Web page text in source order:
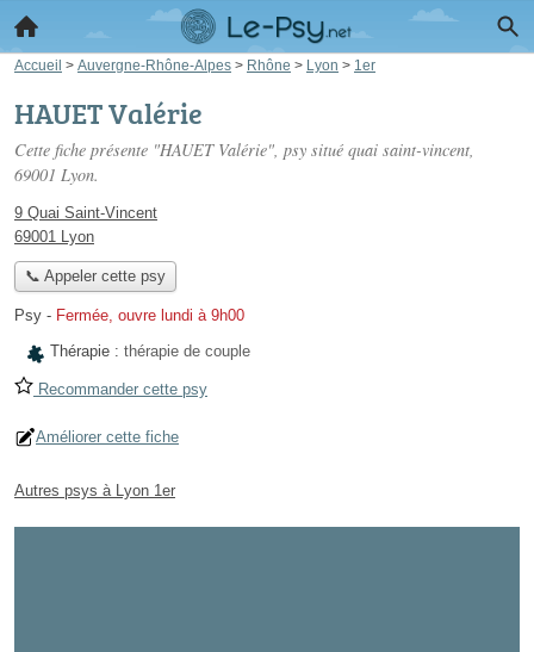
Accueil > Auvergne-Rhône-Alpes > Rhône > Lyon > 1er
HAUET Valérie
Cette fiche présente "HAUET Valérie", psy situé quai saint-vincent,
69001 Lyon.
9 Quai Saint-Vincent
69001 Lyon
📞 Appeler cette psy
Psy - Fermée, ouvre lundi à 9h00
Thérapie : thérapie de couple
Recommander cette psy
Améliorer cette fiche
Autres psys à Lyon 1er